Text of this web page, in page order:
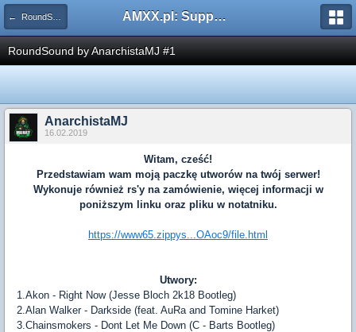
← RoundSoundy AMXX.pl: Support AMX Mod X i SourceMod
RoundSound by AnarchistaMJ #1
AnarchistaMJ
16.02.2019
Witam, cześć!
Przedstawiam wam moją paczkę utworów na twój serwer!
Wykonuje również rs'y na zamówienie, więcej informacji w
poniższym linku oraz pliku w notatniku.
https://www65.zippys...OAoc9/file.html
Utwory:
1.Akon - Right Now (Jesse Bloch 2k18 Bootleg)
2.Alan Walker - Darkside (feat. AuRa and Tomine Harket)
3.Chainsmokers - Dont Let Me Down (C - Barts Bootleg)